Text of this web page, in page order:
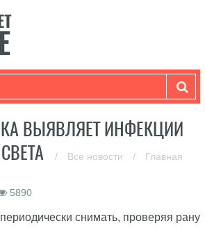
ВЫЯВЛЯЕТ ИНФЕКЦИИ
/ Все новости / Главная
5890
снимать, проверяя рану